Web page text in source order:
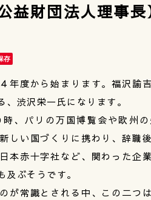
益財団法人理事
存
年度から始まります。福沢諭
渋沢栄一氏になります。
、パリの万国博覧会や欧州
しい国づくりに携わり、辞職
本赤十字社など、関わった企
ぶそうです。
が常識とされる中、この二つ